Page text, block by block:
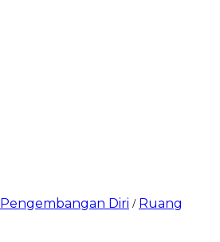
Pengembangan Diri / Ruang